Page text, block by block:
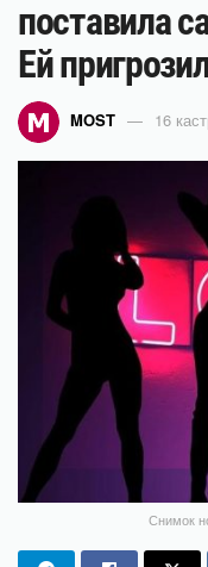
поставила
Ей
MOST 16
Снимок